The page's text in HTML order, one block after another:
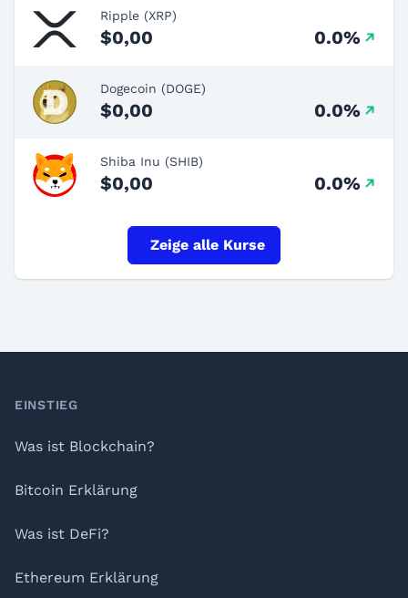
Ripple (XRP)
$0,00 0.0%
Dogecoin (DOGE)
$0,00 0.0%
Shiba Inu (SHIB)
$0,00 0.0%
Zeige alle Kurse
Footer
EINSTIEG
Was ist Blockchain?
Bitcoin Erklärung
Was ist DeFi?
Ethereum Erklärung